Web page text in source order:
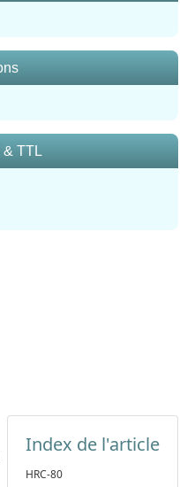
& TTL
Index de l'article
HRC-80